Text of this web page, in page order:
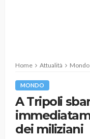
Home Attualità Mondo
MONDO
A Tripoli
dei miliziani